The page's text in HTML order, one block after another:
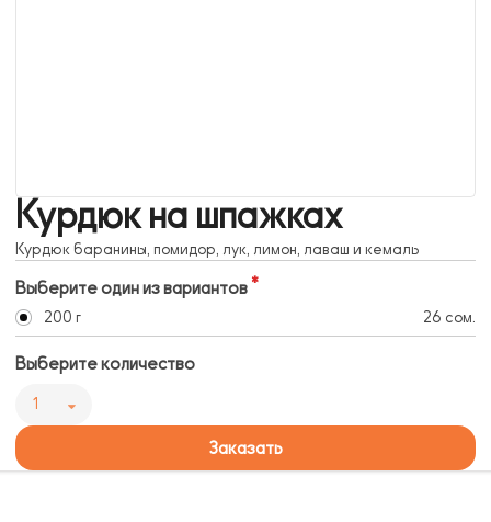
Курдюк на шпажках
Курдюк баранины, помидор, лук, лимон, лаваш и кемаль
Выберите один из вариантов
200 г 26 сом.
Выберите количество
1
Заказать